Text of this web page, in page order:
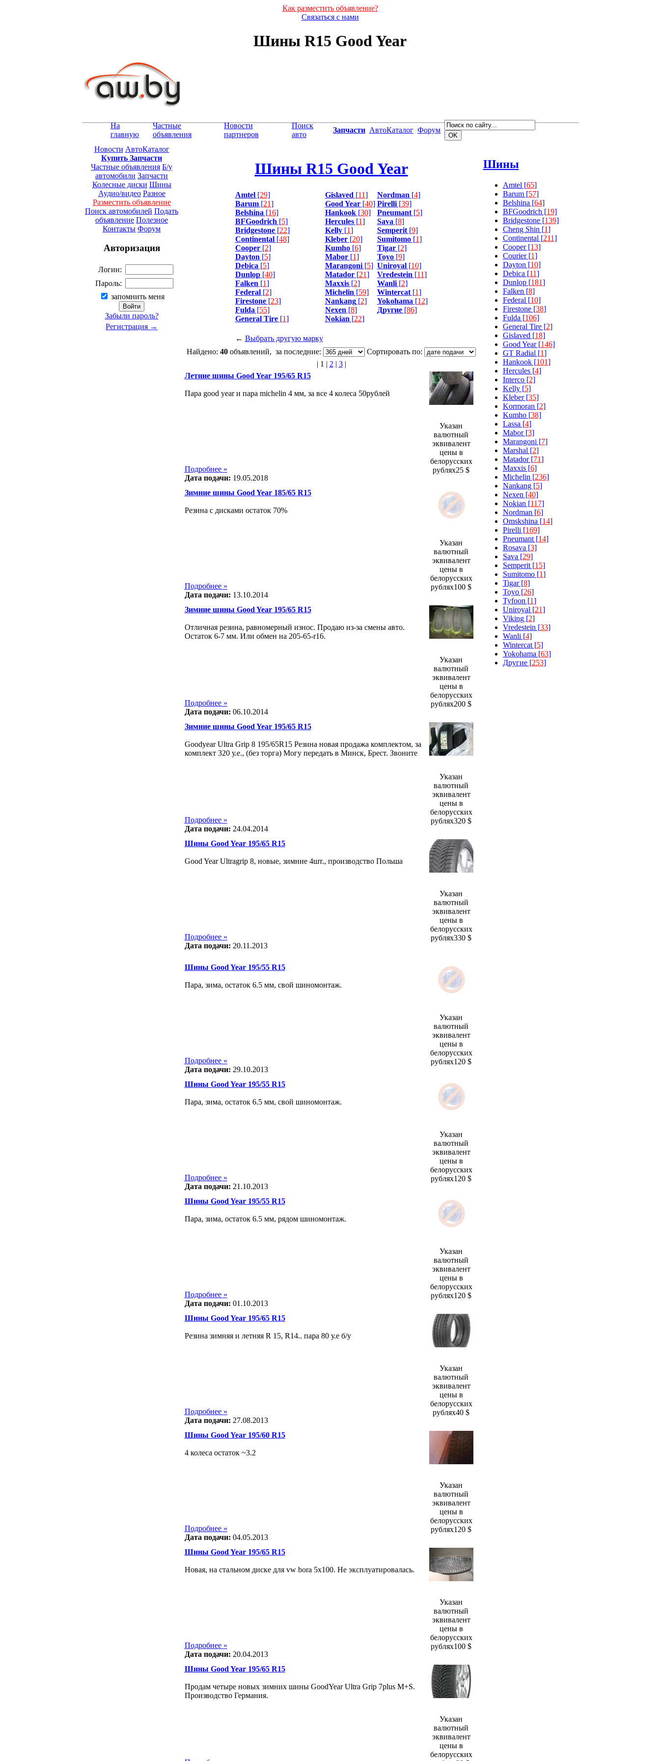
Как разместить объявление?
Связаться с нами
Шины R15 Good Year
На
главную
Частные
объявления
Новости
партнеров
Поиск
авто
Запчасти АвтоКаталог Форум
Новости АвтоКаталог
Купить Запчасти
Частные объявления Б/у
автомобили Запчасти
Колесные диски Шины
Аудио/видео Разное
Разместить объявление
Поиск автомобилей Подать
объявление Полезное
Контакты Форум
Авторизация
Логин:
Пароль:
запомнить меня
Забыли пароль?
Регистрация →
Шины R15 Good Year
Amtel[29]
Barum[21]
Belshina [16]
BFGoodrich [5]
Bridgestone[22]
Continental[48]
Cooper[2]
Dayton [5]
Debica [5]
Dunlop[40]
Falken [1]
Federal[2]
Firestone[23]
Fulda [55]
General Tire[1]
Gislaved [11]
Good Year[40]
Hankook[30]
Hercules[1]
Kelly[1]
Kleber[20]
Kumho[6]
Mabor[1]
Marangoni[5]
Matador[21]
Maxxis[2]
Michelin [59]
Nankang[2]
Nexen [8]
Nokian [22]
Nordman [4]
Pirelli[39]
Pneumant[5]
Sava [8]
Semperit[9]
Sumitomo[1]
Tigar[2]
Toyo[9]
Uniroyal[10]
Vredestein [11]
Wanli[2]
Wintercat[1]
Yokohama [12]
Другие[86]
← Выбрать другую марку
Найдено: 40 объявлений, за последние:
Сортировать по:
| 1 | 2 | 3|
Летние шины Good Year 195/65 R15
Пара good year и пара michelin 4 мм, за все 4 колеса 50рублей
Подробнее »
Дата подачи: 19.05.2018
Указан
валютный
эквивалент
цены в
белорусских
рублях25 $
Зимние шины Good Year 185/65 R15
Резина с дисками остаток 70%
Подробнее »
Дата подачи: 13.10.2014
Указан
валютный
эквивалент
цены в
белорусских
рублях100 $
Зимние шины Good Year 195/65 R15
Отличная резина, равномерный износ. Продаю из-за смены авто.
Остаток 6-7 мм. Или обмен на 205-65-r16.
Подробнее »
Дата подачи: 06.10.2014
Указан
валютный
эквивалент
цены в
белорусских
рублях200 $
Зимние шины Good Year 195/65 R15
Goodyear Ultra Grip 8 195/65R15 Резина новая продажа комплектом, за
комплект 320 у.е., (без торга) Могу передать в Минск, Брест. Звоните
Подробнее »
Дата подачи: 24.04.2014
Указан
валютный
эквивалент
цены в
белорусских
рублях320 $
Шины Good Year 195/65 R15
Good Year Ultragrip 8, новые, зимние 4шт., производство Польша
Подробнее »
Дата подачи: 20.11.2013
Указан
валютный
эквивалент
цены в
белорусских
рублях330 $
Шины Good Year 195/55 R15
Пара, зима, остаток 6.5 мм, свой шиномонтаж.
Подробнее »
Дата подачи: 29.10.2013
Указан
валютный
эквивалент
цены в
белорусских
рублях120 $
Шины Good Year 195/55 R15
Пара, зима, остаток 6.5 мм, свой шиномонтаж.
Подробнее »
Дата подачи: 21.10.2013
Указан
валютный
эквивалент
цены в
белорусских
рублях120 $
Шины Good Year 195/55 R15
Пара, зима, остаток 6.5 мм, рядом шиномонтаж.
Подробнее »
Дата подачи: 01.10.2013
Указан
валютный
эквивалент
цены в
белорусских
рублях120 $
Шины Good Year 195/65 R15
Резина зимняя и летняя R 15, R14.. пара 80 у.е б/у
Подробнее »
Дата подачи: 27.08.2013
Указан
валютный
эквивалент
цены в
белорусских
рублях40 $
Шины Good Year 195/60 R15
4 колеса остаток ~3.2
Подробнее »
Дата подачи: 04.05.2013
Указан
валютный
эквивалент
цены в
белорусских
рублях120 $
Шины Good Year 195/65 R15
Новая, на стальном диске для vw bora 5х100. Не эксплуатировалась.
Подробнее »
Дата подачи: 20.04.2013
Указан
валютный
эквивалент
цены в
белорусских
рублях100 $
Шины Good Year 195/65 R15
Продам четыре новых зимних шины GoodYear Ultra Grip 7plus M+S.
Производство Германия.
Указан
валютный
эквивалент
цены в
белорусских
Шины
Amtel [65]
Barum [57]
Belshina [64]
BFGoodrich [19]
Bridgestone [139]
Cheng Shin [1]
Continental [211]
Cooper [13]
Courier [1]
Dayton [10]
Debica [11]
Dunlop [181]
Falken [8]
Federal [10]
Firestone [38]
Fulda [106]
General Tire [2]
Gislaved [18]
Good Year [146]
GT Radial [1]
Hankook [101]
Hercules [4]
Interco [2]
Kelly [5]
Kleber [35]
Kormoran [2]
Kumho [38]
Lassa [4]
Mabor [3]
Marangoni [7]
Marshal [2]
Matador [71]
Maxxis [6]
Michelin [236]
Nankang [5]
Nexen [40]
Nokian [117]
Nordman [6]
Omskshina [14]
Pirelli [169]
Pneumant [14]
Rosava [3]
Sava [29]
Semperit [15]
Sumitomo [1]
Tigar [8]
Toyo [26]
Tyfoon [1]
Uniroyal [21]
Viking [2]
Vredestein [33]
Wanli [4]
Wintercat [5]
Yokohama [63]
Другие [253]